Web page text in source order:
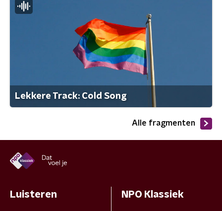
Lekkere Track: Cold Song
Alle fragmenten
Luisteren NPO Klassiek